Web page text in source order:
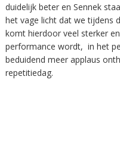
duidelijk beter en Sennek
het vage licht dat we tijdens
komt hierdoor veel sterker
performance wordt, in het
beduidend meer applaus
repetitiedag.